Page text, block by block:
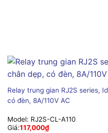
Relay trung gian RJ2S series,
có đèn, 8A/110V AC
Model: RJ2S-CL-A110
Giá:117,000₫